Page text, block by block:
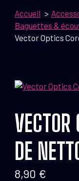
Accueil
Baguettes &
Vector Optics
VECTOR
DE
8,90 €